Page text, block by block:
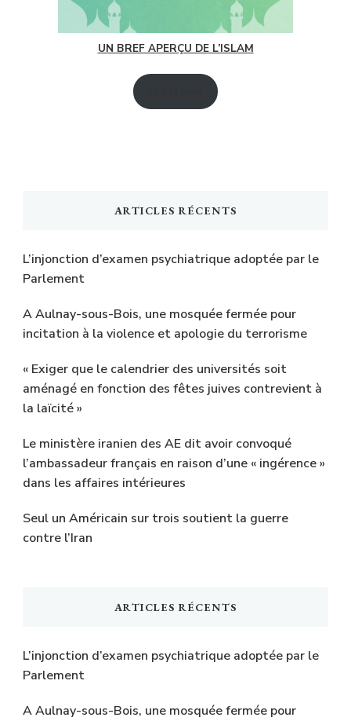
UN BREF APERÇU DE L’ISLAM
ARTICLES RÉCENTS
L’injonction d’examen psychiatrique adoptée par le
Parlement
A Aulnay-sous-Bois, une mosquée fermée pour
incitation à la violence et apologie du terrorisme
« Exiger que le calendrier des universités soit
aménagé en fonction des fêtes juives contrevient à
la laïcité »
Le ministère iranien des AE dit avoir convoqué
l’ambassadeur français en raison d’une « ingérence »
dans les affaires intérieures
Seul un Américain sur trois soutient la guerre
contre l’Iran
ARTICLES RÉCENTS
L’injonction d’examen psychiatrique adoptée par le
Parlement
A Aulnay-sous-Bois, une mosquée fermée pour